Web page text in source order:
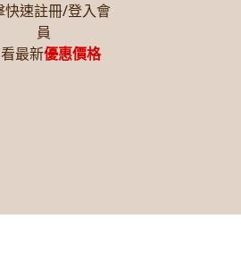
快速註冊/登入會
員
最新優惠價格